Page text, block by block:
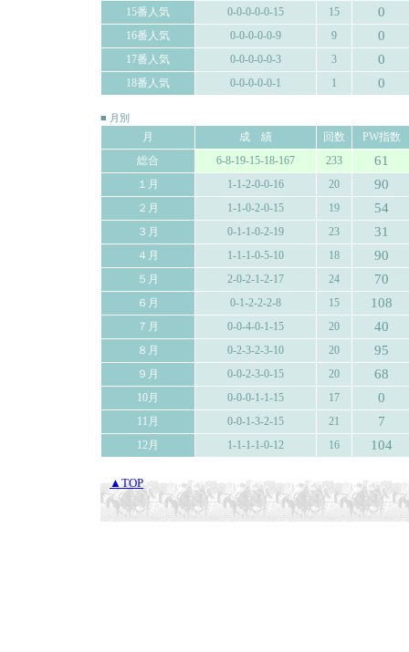
15番人気 0-0-0-0-0-15 15 0
16番人気 0-0-0-0-0-9 9 0
17番人気 0-0-0-0-0-3 3 0
18番人気 0-0-0-0-0-1 1 0
■ 月別
月 成 績 回数
PW指数
総合
6-8-19-15-18-167 233 61
１月 1-1-2-0-0-16 20 90
２月 1-1-0-2-0-15 19 54
３月 0-1-1-0-2-19 23 31
４月 1-1-1-0-5-10 18 90
５月 2-0-2-1-2-17 24 70
６月 0-1-2-2-2-8 15 108
７月 0-0-4-0-1-15 20 40
８月 0-2-3-2-3-10 20 95
９月 0-0-2-3-0-15 20 68
10月 0-0-0-1-1-15 17 0
11月 0-0-1-3-2-15 21 7
12月 1-1-1-1-0-12 16 104
▲TOP